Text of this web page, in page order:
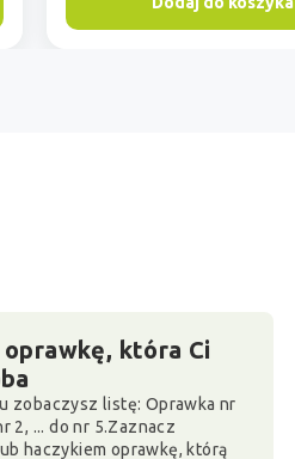
oprawkę, która Ci
zobaczysz listę: Oprawka nr
2, ... do nr 5.Zaznacz
haczykiem oprawkę, którą